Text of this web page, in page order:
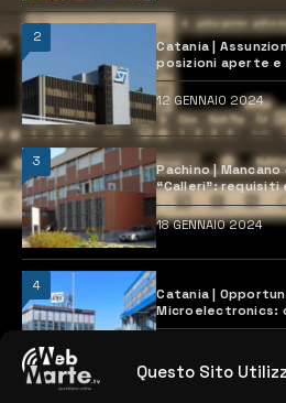
Questo Sito
2
Catania |
posizioni aperte e
12 GENNAIO 2024
3
Pachino |
“Calleri”: requisiti
18 GENNAIO 2024
4
Catania |
Microelectronics:
previste